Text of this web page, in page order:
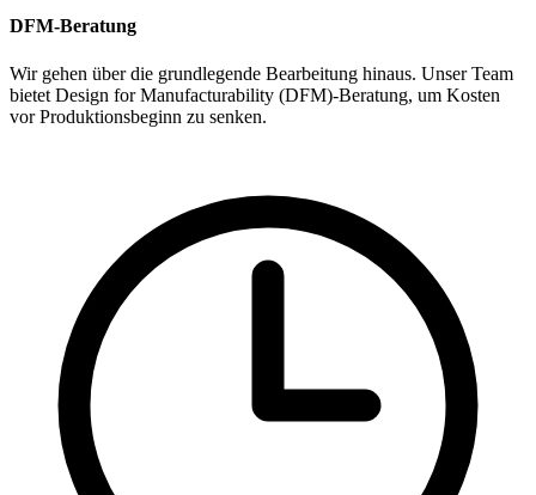
DFM-Beratung
Wir gehen über die grundlegende Bearbeitung hinaus. Unser Team
bietet Design for Manufacturability (DFM)-Beratung, um Kosten
vor Produktionsbeginn zu senken.